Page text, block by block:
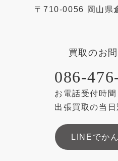
〒710-0056 岡山県
買取のお
086-
お電話受付時
出張買取の当日
LINEでか